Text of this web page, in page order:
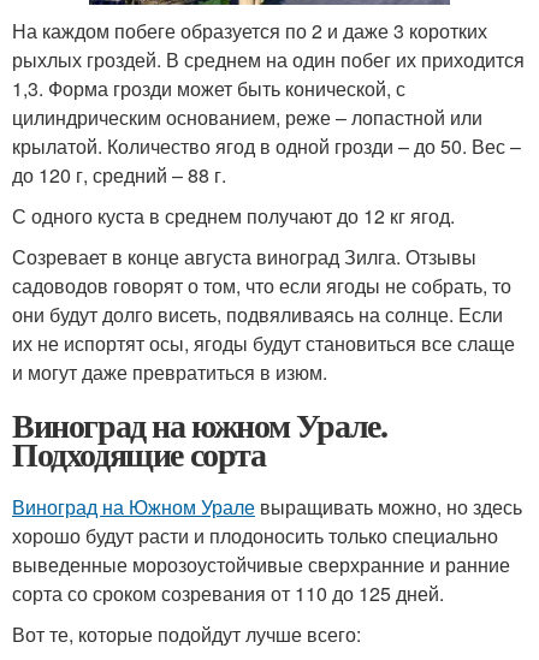
На каждом побеге образуется по 2 и даже 3 коротких
рыхлых гроздей. В среднем на один побег их приходится
1,3. Форма грозди может быть конической, с
цилиндрическим основанием, реже – лопастной или
крылатой. Количество ягод в одной грозди – до 50. Вес –
до 120 г, средний – 88 г.
С одного куста в среднем получают до 12 кг ягод.
Созревает в конце августа виноград Зилга. Отзывы
садоводов говорят о том, что если ягоды не собрать, то
они будут долго висеть, подвяливаясь на солнце. Если
их не испортят осы, ягоды будут становиться все слаще
и могут даже превратиться в изюм.
Виноград на южном Урале.
Подходящие сорта
Виноград на Южном Урале выращивать можно, но здесь
хорошо будут расти и плодоносить только специально
выведенные морозоустойчивые сверхранние и ранние
сорта со сроком созревания от 110 до 125 дней.
Вот те, которые подойдут лучше всего: